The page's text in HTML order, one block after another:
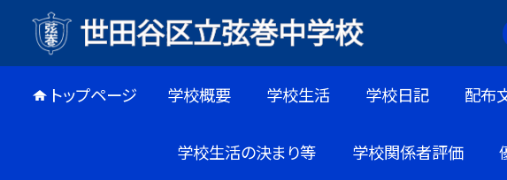
トップページ 学校概要 学校生活 学校日記 配布
学校生活の決まり等 学校関係者評価